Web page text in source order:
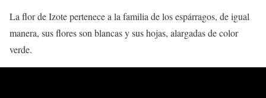
La flor de Izote pertenece a la familia de los espárragos, de igual
manera, sus flores son blancas y sus hojas, alargadas de color
verde.